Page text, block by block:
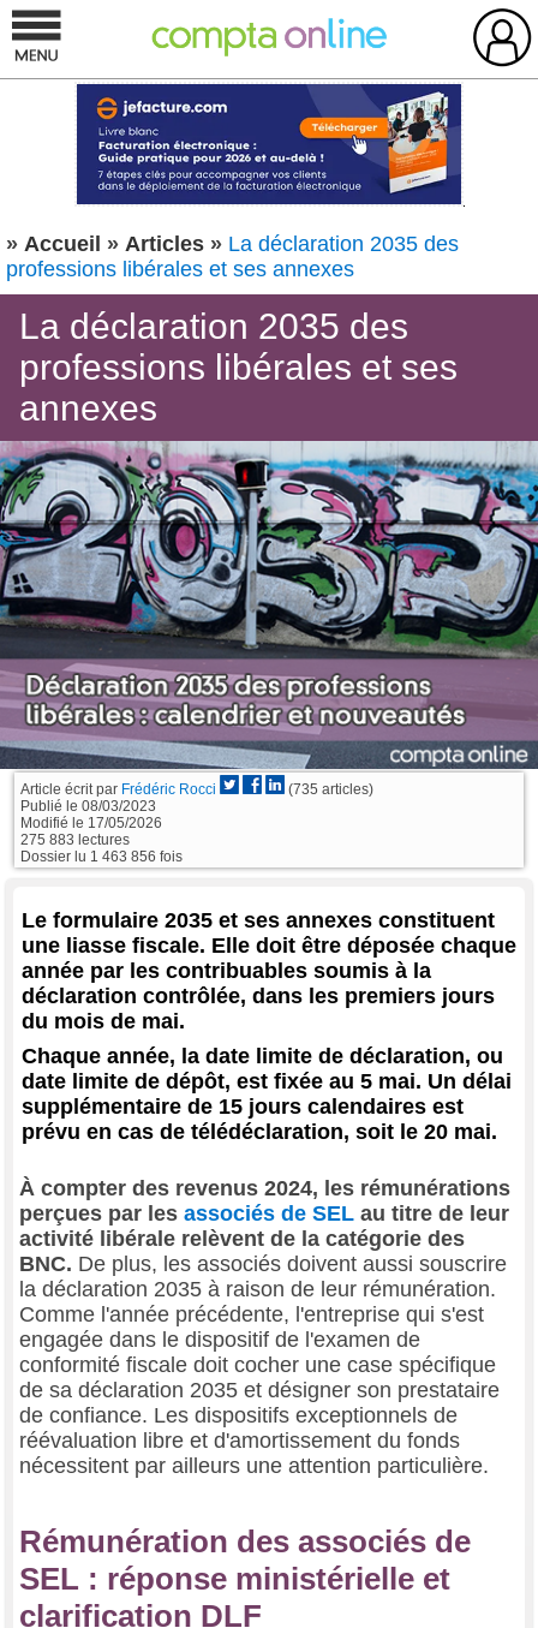
» Accueil » Articles » La déclaration 2035 des
professions libérales et ses annexes
La déclaration 2035 des
professions libérales et ses
annexes
Article écrit par Frédéric Rocci
(735 articles)
Publié le 08/03/2023
Modifié le 17/05/2026
275 883 lectures
Dossier lu 1 463 856 fois
Le formulaire 2035 et ses annexes constituent
une liasse fiscale. Elle doit être déposée chaque
année par les contribuables soumis à la
déclaration contrôlée, dans les premiers jours
du mois de mai.
Chaque année, la date limite de déclaration, ou
date limite de dépôt, est fixée au 5 mai. Un délai
supplémentaire de 15 jours calendaires est
prévu en cas de télédéclaration, soit le 20 mai.
À compter des revenus 2024, les rémunérations
perçues par les associés de SEL au titre de leur
activité libérale relèvent de la catégorie des
BNC. De plus, les associés doivent aussi souscrire
la déclaration 2035 à raison de leur rémunération.
Comme l'année précédente, l'entreprise qui s'est
engagée dans le dispositif de l'examen de
conformité fiscale doit cocher une case spécifique
de sa déclaration 2035 et désigner son prestataire
de confiance. Les dispositifs exceptionnels de
réévaluation libre et d'amortissement du fonds
nécessitent par ailleurs une attention particulière.
Rémunération des associés de
SEL : réponse ministérielle et
clarification DLF